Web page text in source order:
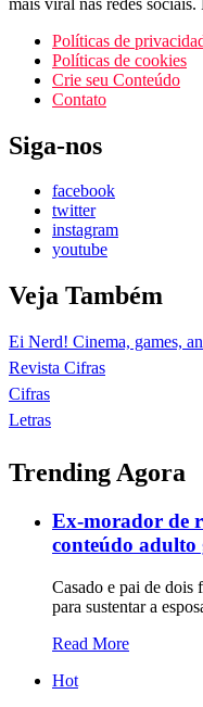
Políticas de
Políticas de cookies
Crie seu Conteúdo
Contato
Siga-nos
facebook
twitter
instagram
youtube
Veja Também
Ei Nerd! Cinema, games,
Revista Cifras
Cifras
Letras
Trending Agora
Ex-morador de
conteúdo adulto
Casado e pai de dois
para sustentar a
Read More
Hot